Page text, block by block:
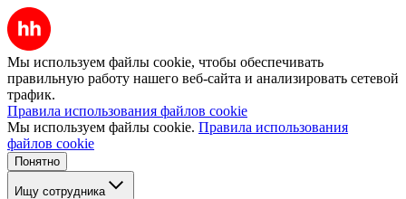
Мы используем файлы cookie, чтобы обеспечивать
правильную работу нашего веб-сайта и анализировать сетевой
трафик.
Правила использования файлов cookie
Мы используем файлы cookie. Правила использования
файлов cookie
Понятно
Ищу сотрудника